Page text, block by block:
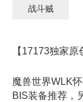
战斗贼
【17173独家原
魔兽世界WLK
BIS装备推荐，